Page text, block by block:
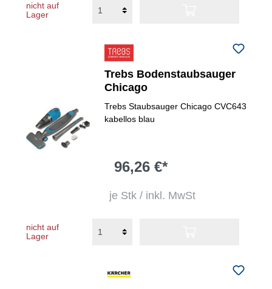
nicht auf
Lager
Trebs Bodenstaubsauger
Chicago
Trebs Staubsauger Chicago CVC643
kabellos blau
96,26 €*
je Stk / inkl. MwSt
nicht auf
Lager